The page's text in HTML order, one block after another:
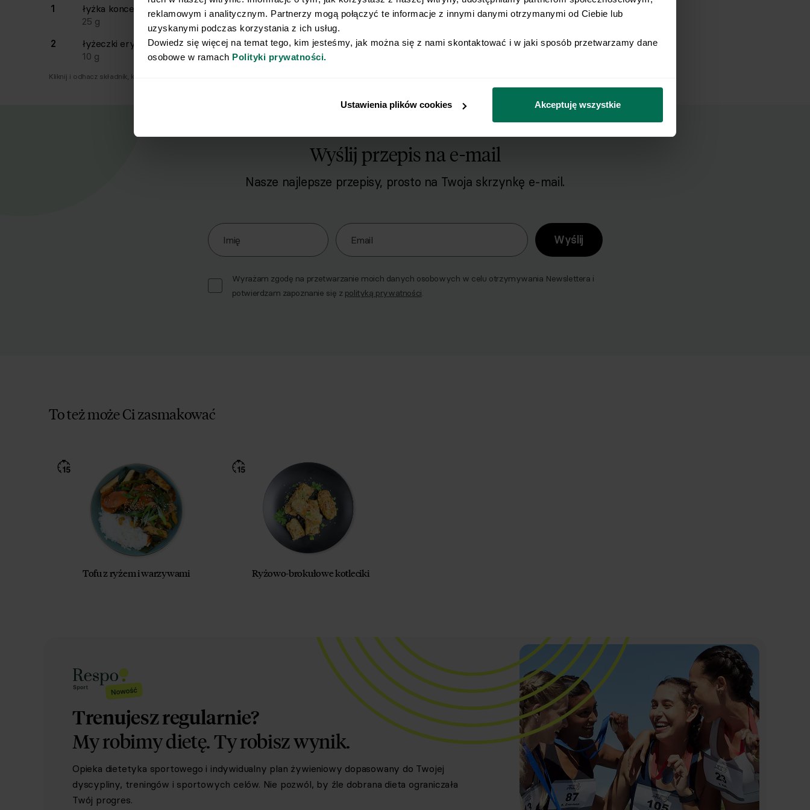
reklamowym i analitycznym. Partnerzy mogą połączyć te informacje z innymi danymi otrzymanymi od Ciebie lub
uzyskanymi podczas korzystania z ich usług.
Dowiedz się więcej na temat tego, kim jesteśmy, jak można się z nami skontaktować i w jaki sposób przetwarzamy dane
osobowe w ramach Polityki prywatności.
Ustawienia plików cookies Akceptuję wszystkie
1
łyżka koncentratu pomidorowego
25 g
2
łyżeczki erytrolu
10 g
Kliknij i odhacz składnik, który już masz.
Wyślij przepis na e-mail
Nasze najlepsze przepisy, prosto na Twoja skrzynkę e-mail.
Zapisz się do naszego Newslettera
Imię Email Wyślij
Wyrażam zgodę na przetwarzanie moich danych osobowych w celu otrzymywania Newslettera i
potwierdzam zapoznanie się z polityką prywatności.
To też może Ci zasmakować
Tofu z ryżem i warzywami Ryżowo-brokułowe kotleciki
Trenujesz regularnie?
My robimy dietę.Ty robisz wynik.
Opieka dietetyka sportowego i indywidualny plan żywieniowy dopasowany do Twojej
dyscypliny, treningów i sportowych celów. Nie pozwól, by źle dobrana dieta ograniczała
Twój progres.